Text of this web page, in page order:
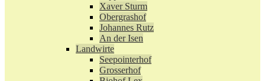
Xaver Sturm
Obergrashof
Johannes Rutz
An der Isen
Landwirte
Seepointerhof
Grosserhof